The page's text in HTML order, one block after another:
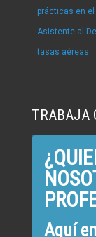
prácticas en
Asistente al
tasas aéreas
TRABAJA
Aquí